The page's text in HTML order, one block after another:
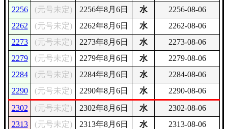
2256
(元号未定) 2256年8月6日 水
2256-08-06
2262
(元号未定) 2262年8月6日 水
2262-08-06
2273
(元号未定) 2273年8月6日 水
2273-08-06
2279
(元号未定) 2279年8月6日 水
2279-08-06
2284
(元号未定) 2284年8月6日 水
2284-08-06
2290
(元号未定) 2290年8月6日 水
2290-08-06
2302
(元号未定) 2302年8月6日 水
2302-08-06
2313
(元号未定) 2313年8月6日 水
2313-08-06